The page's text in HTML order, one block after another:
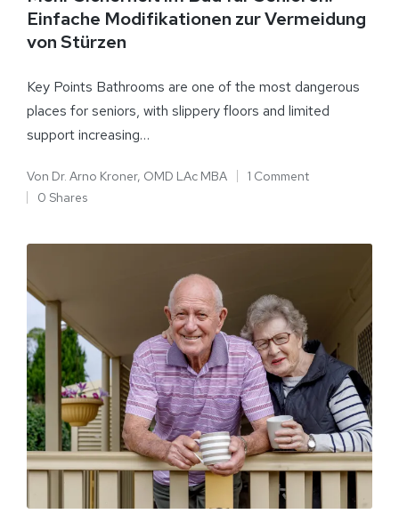
Einfache Modifikationen zur Vermeidung
von Stürzen
Key Points Bathrooms are one of the most dangerous
places for seniors, with slippery floors and limited
support increasing…
Von Dr. Arno Kroner, OMD LAc MBA
1 Comment
0 Shares